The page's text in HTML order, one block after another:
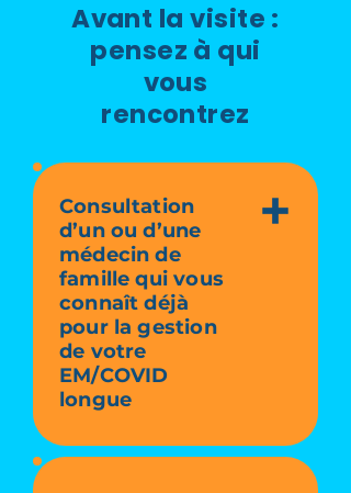
Avant la visite :
pensez à qui
vous
rencontrez
Consultation
d’un ou d’une
médecin de
famille qui vous
connaît déjà
pour la gestion
de votre
EM/COVID
longue